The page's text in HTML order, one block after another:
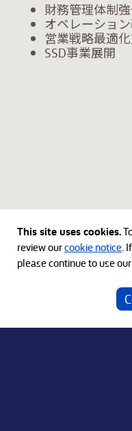
財務管理体制
オペレーショ
営業戦略最適
SSD事業展開
ベインキャピタル社
This site uses cookies.
review ourcookie notice.
please continue to use